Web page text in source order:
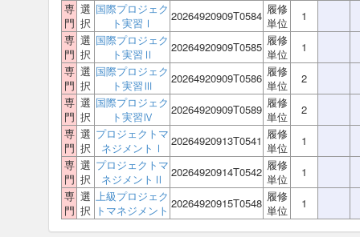
専
門
選
択
国際プロジェク
ト実習Ⅰ
20264920909T0584 履修
単位
1
専
門
選
択
国際プロジェク
ト実習Ⅱ
20264920909T0585 履修
単位
1
専
門
選
択
国際プロジェク
ト実習Ⅲ
20264920909T0586 履修
単位
2
専
門
選
択
国際プロジェク
ト実習Ⅳ
20264920909T0589 履修
単位
2
専
門
選
択
プロジェクトマ
ネジメントⅠ
20264920913T0541 履修
単位
1
専
門
選
択
プロジェクトマ
ネジメントⅡ
20264920914T0542 履修
単位
1
専
門
選
択
上級プロジェク
トマネジメント 20264920915T0548 履修
単位
1